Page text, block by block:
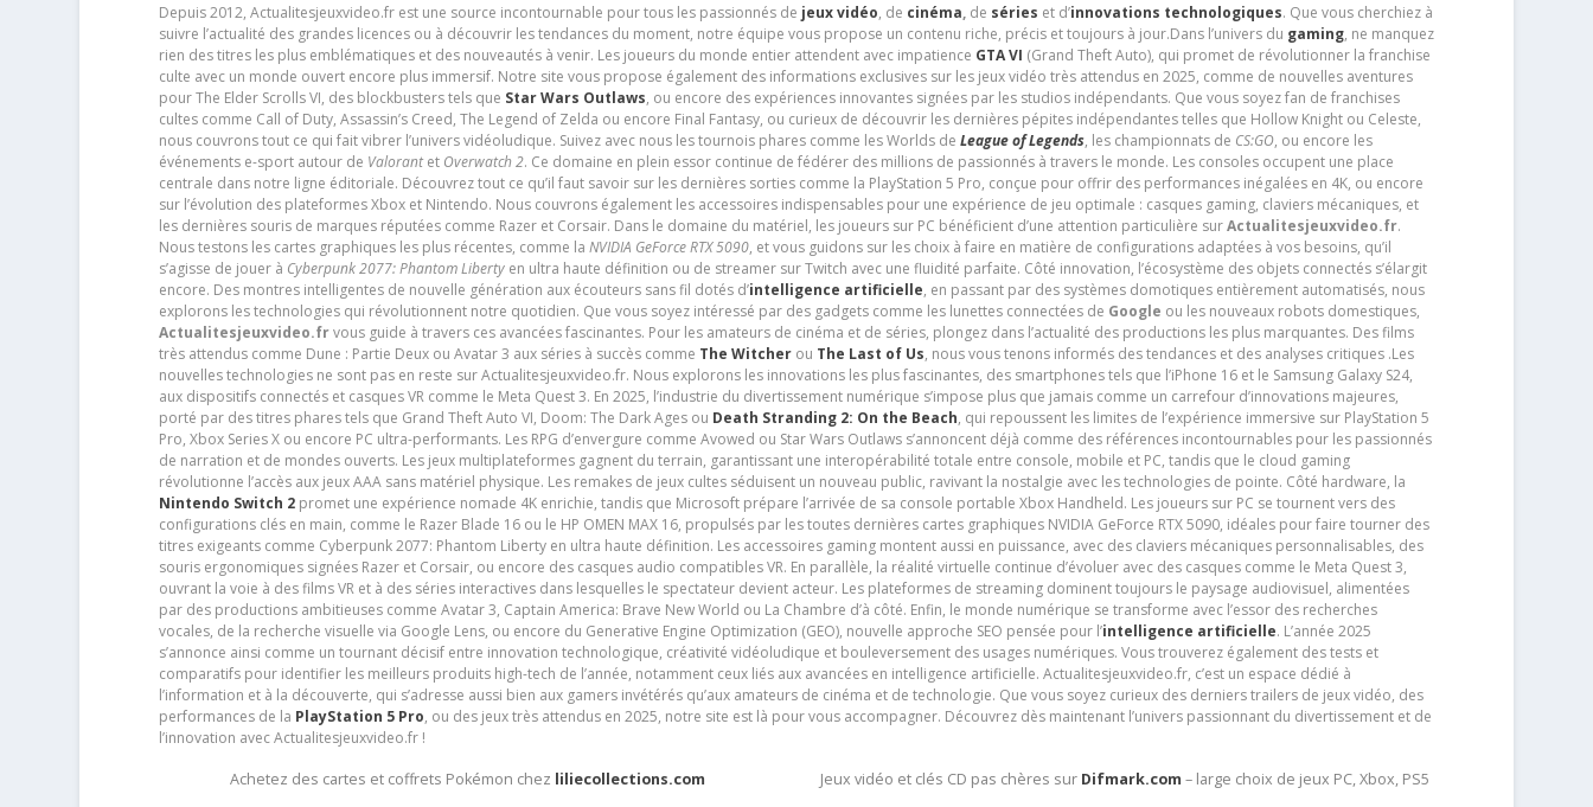
Depuis 2012, Actualitesjeuxvideo.fr est une source incontournable pour tous les passionnés de jeux vidéo, de cinéma,de séries et d’innovations technologiques. Que vous cherchiez à
suivre l’actualité des grandes licences ou à découvrir les tendances du moment, notre équipe vous propose un contenu riche, précis et toujours à jour.Dans l’univers du gaming, ne manquez
rien des titres les plus emblématiques et des nouveautés à venir. Les joueurs du monde entier attendent avec impatience GTA VI (Grand Theft Auto), qui promet de révolutionner la franchise
culte avec un monde ouvert encore plus immersif. Notre site vous propose également des informations exclusives sur les jeux vidéo très attendus en 2025, comme de nouvelles aventures
pour The Elder Scrolls VI, des blockbusters tels que Star Wars Outlaws, ou encore des expériences innovantes signées par les studios indépendants. Que vous soyez fan de franchises
cultes comme Call of Duty, Assassin’s Creed, The Legend of Zelda ou encore Final Fantasy, ou curieux de découvrir les dernières pépites indépendantes telles que Hollow Knight ou Celeste,
nous couvrons tout ce qui fait vibrer l’univers vidéoludique. Suivez avec nous les tournois phares comme les Worlds de League of Legends, les championnats de CS:GO, ou encore les
événements e-sport autour de Valorantet Overwatch 2. Ce domaine en plein essor continue de fédérer des millions de passionnés à travers le monde. Les consoles occupent une place
centrale dans notre ligne éditoriale. Découvrez tout ce qu’il faut savoir sur les dernières sorties comme la PlayStation 5 Pro, conçue pour offrir des performances inégalées en 4K, ou encore
sur l’évolution des plateformes Xbox et Nintendo. Nous couvrons également les accessoires indispensables pour une expérience de jeu optimale : casques gaming, claviers mécaniques, et
les dernières souris de marques réputées comme Razer et Corsair. Dans le domaine du matériel, les joueurs sur PC bénéficient d’une attention particulière surActualitesjeuxvideo.fr.
Nous testons les cartes graphiques les plus récentes, comme la NVIDIA GeForce RTX 5090, et vous guidons sur les choix à faire en matière de configurations adaptées à vos besoins, qu’il
s’agisse de jouer à Cyberpunk 2077: Phantom Libertyen ultra haute définition ou de streamer sur Twitch avec une fluidité parfaite. Côté innovation, l’écosystème des objets connectés s’élargit
encore. Des montres intelligentes de nouvelle génération aux écouteurs sans fil dotés d’intelligence artificielle, en passant par des systèmes domotiques entièrement automatisés, nous
explorons les technologies qui révolutionnent notre quotidien. Que vous soyez intéressé par des gadgets comme les lunettes connectées de Google ou les nouveaux robots domestiques,
Actualitesjeuxvideo.frvous guide à travers ces avancées fascinantes. Pour les amateurs de cinéma et de séries, plongez dans l’actualité des productions les plus marquantes. Des films
très attendus comme Dune : Partie Deux ou Avatar 3 aux séries à succès comme The Witcherou The Last of Us, nous vous tenons informés des tendances et des analyses critiques .Les
nouvelles technologies ne sont pas en reste sur Actualitesjeuxvideo.fr. Nous explorons les innovations les plus fascinantes, des smartphones tels que l’iPhone 16 et le Samsung Galaxy S24,
aux dispositifs connectés et casques VR comme le Meta Quest 3. En 2025, l’industrie du divertissement numérique s’impose plus que jamais comme un carrefour d’innovations majeures,
porté par des titres phares tels que Grand Theft Auto VI, Doom: The Dark Ages ou Death Stranding 2: On the Beach, qui repoussent les limites de l’expérience immersive sur PlayStation 5
Pro, Xbox Series X ou encore PC ultra-performants. Les RPG d’envergure comme Avowed ou Star Wars Outlaws s’annoncent déjà comme des références incontournables pour les passionnés
de narration et de mondes ouverts. Les jeux multiplateformes gagnent du terrain, garantissant une interopérabilité totale entre console, mobile et PC, tandis que le cloud gaming
révolutionne l’accès aux jeux AAA sans matériel physique. Les remakes de jeux cultes séduisent un nouveau public, ravivant la nostalgie avec les technologies de pointe. Côté hardware, la
Nintendo Switch 2promet une expérience nomade 4K enrichie, tandis que Microsoft prépare l’arrivée de sa console portable Xbox Handheld. Les joueurs sur PC se tournent vers des
configurations clés en main, comme le Razer Blade 16 ou le HP OMEN MAX 16, propulsés par les toutes dernières cartes graphiques NVIDIA GeForce RTX 5090, idéales pour faire tourner des
titres exigeants comme Cyberpunk 2077: Phantom Liberty en ultra haute définition. Les accessoires gaming montent aussi en puissance, avec des claviers mécaniques personnalisables, des
souris ergonomiques signées Razer et Corsair, ou encore des casques audio compatibles VR. En parallèle, la réalité virtuelle continue d’évoluer avec des casques comme le Meta Quest 3,
ouvrant la voie à des films VR et à des séries interactives dans lesquelles le spectateur devient acteur. Les plateformes de streaming dominent toujours le paysage audiovisuel, alimentées
par des productions ambitieuses comme Avatar 3, Captain America: Brave New World ou La Chambre d’à côté. Enfin, le monde numérique se transforme avec l’essor des recherches
vocales, de la recherche visuelle via Google Lens, ou encore du Generative Engine Optimization (GEO), nouvelle approche SEO pensée pour l’intelligence artificielle. L’année 2025
s’annonce ainsi comme un tournant décisif entre innovation technologique, créativité vidéoludique et bouleversement des usages numériques. Vous trouverez également des tests et
comparatifs pour identifier les meilleurs produits high-tech de l’année, notamment ceux liés aux avancées en intelligence artificielle. Actualitesjeuxvideo.fr, c’est un espace dédié à
l’information et à la découverte, qui s’adresse aussi bien aux gamers invétérés qu’aux amateurs de cinéma et de technologie. Que vous soyez curieux des derniers trailers de jeux vidéo, des
performances de la PlayStation 5 Pro, ou des jeux très attendus en 2025, notre site est là pour vous accompagner. Découvrez dès maintenant l’univers passionnant du divertissement et de
l’innovation avec Actualitesjeuxvideo.fr !
Achetez des cartes et coffrets Pokémon chez liliecollections.com Jeux vidéo et clés CD pas chères sur Difmark.com – large choix de jeux PC, Xbox, PS5